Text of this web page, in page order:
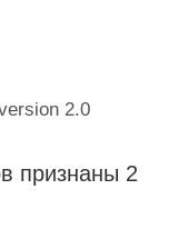
2.0
признаны 2